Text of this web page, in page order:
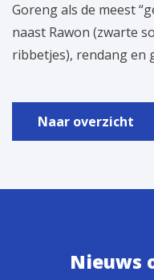
Goreng als de meest
naast Rawon (zwarte
ribbetjes), rendang en
Naar overzicht
Nieuws